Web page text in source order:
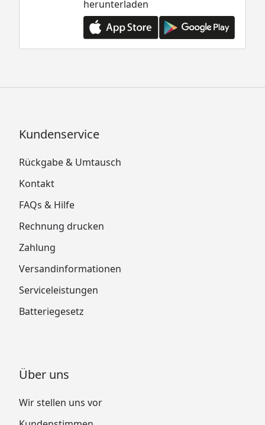
herunterladen
Kundenservice
Rückgabe & Umtausch
Kontakt
FAQs & Hilfe
Rechnung drucken
Zahlung
Versandinformationen
Serviceleistungen
Batteriegesetz
Über uns
Wir stellen uns vor